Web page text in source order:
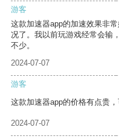
游客
这款加速器app的加速效果非
况了。我以前玩游戏经常会输
不少。
2024-07-07
游客
这款加速器app的价格有点贵
2024-07-07